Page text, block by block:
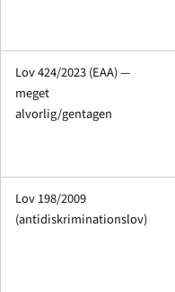
Lov 424/2023 (EAA) —
meget
alvorlig/gentagen
Lov 198/2009
(antidiskriminationslov)